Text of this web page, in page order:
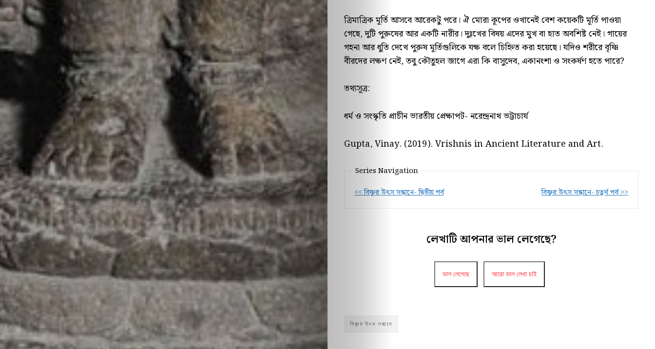
ত্রিমাত্রিক মূর্তি আসবে আরেকটু পরে। ঐ মোরা কূপের ওখানেই বেশ কয়েকটি মূর্তি পাওয়া
গেছে, দুটি পুরুষের আর একটি নারীর। দুঃখের বিষয় এদের মুখ বা হাত অবশিষ্ট নেই। গায়ের
গহনা আর ধুতি দেখে পুরুষ মূর্তিগুলিকে যক্ষ বলে চিহ্নিত করা হয়েছে। যদিও শরীরে বৃষ্ণি
বীরদের লক্ষণ নেই, তবু কৌতুহল জাগে এরা কি বাসুদেব, একানংশা ও সংকর্ষণ হতে পারে?
তথ্যসূত্র:
ধর্ম ও সংস্কৃতি প্রাচীন ভারতীয় প্রেক্ষাপট- নরেন্দ্রনাথ ভট্টাচার্য
Gupta, Vinay. (2019). Vrishnis in Ancient Literature and Art.
Series Navigation
<< বিষ্ণুর উৎস সন্ধানে- দ্বিতীয় পর্ব
বিষ্ণুর উৎস সন্ধানে- চতুর্থ পর্ব >>
লেখাটি আপনার ভাল লেগেছে?
ভাল লেগেছে আরো ভাল লেখা চাই
বিষ্ণুর উৎস সন্ধানে